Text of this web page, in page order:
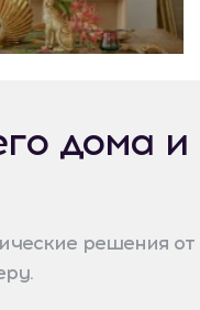
дома и
решения от